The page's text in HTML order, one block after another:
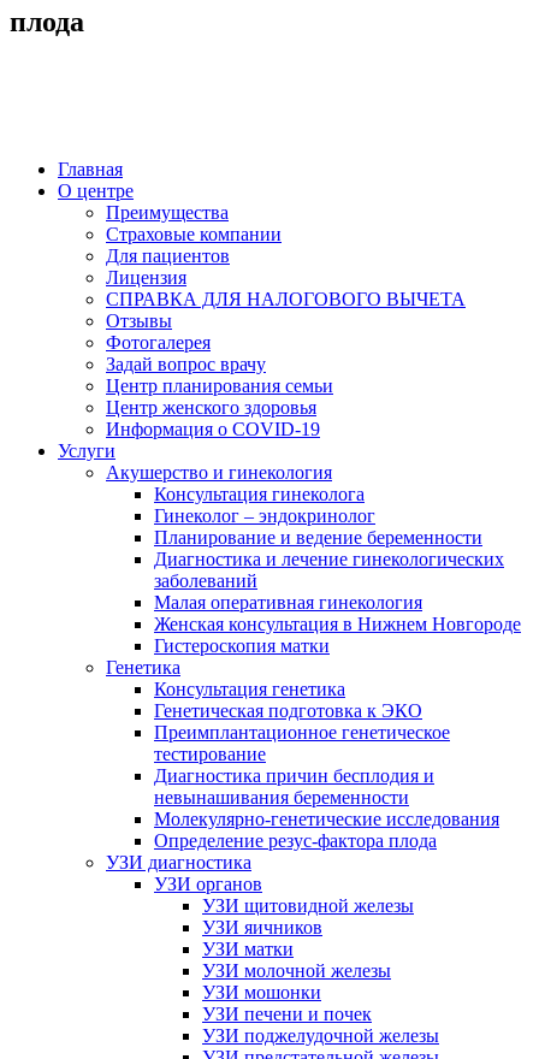
плода
Главная
О центре
Преимущества
Страховые компании
Для пациентов
Лицензия
СПРАВКА ДЛЯ НАЛОГОВОГО ВЫЧЕТА
Отзывы
Фотогалерея
Задай вопрос врачу
Центр планирования семьи
Центр женского здоровья
Информация о COVID-19
Услуги
Акушерство и гинекология
Консультация гинеколога
Гинеколог – эндокринолог
Планирование и ведение беременности
Диагностика и лечение гинекологических
заболеваний
Малая оперативная гинекология
Женская консультация в Нижнем Новгороде
Гистероскопия матки
Генетика
Консультация генетика
Генетическая подготовка к ЭКО
Преимплантационное генетическое
тестирование
Диагностика причин бесплодия и
невынашивания беременности
Молекулярно-генетические исследования
Определение резус-фактора плода
УЗИ диагностика
УЗИ органов
УЗИ щитовидной железы
УЗИ яичников
УЗИ матки
УЗИ молочной железы
УЗИ мошонки
УЗИ печени и почек
УЗИ поджелудочной железы